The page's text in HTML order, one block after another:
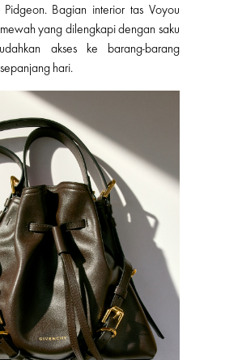
Bagian interior tas Voyou
mewah yang dilengkapi dengan saku
akses ke barang-barang
hari.